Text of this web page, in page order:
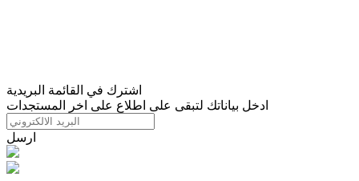
اشترك في القائمة البريدية
ادخل بياناتك لتبقى على اطلاع على اخر المستجدات
ارسل